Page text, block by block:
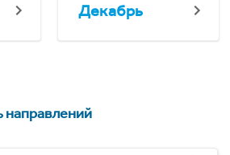
Декабрь
направлений